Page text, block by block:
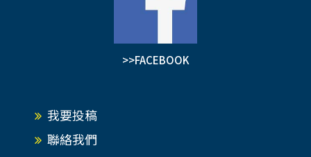
>>FACEBOOK
我要投稿
聯絡我們